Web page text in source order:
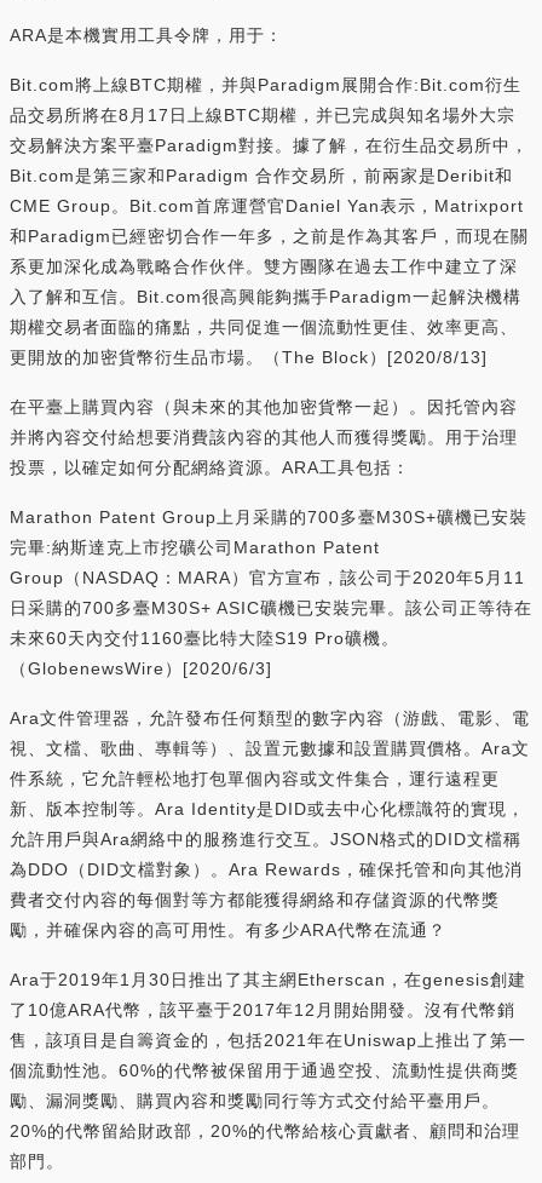
ARA是本機實用工具令牌，用于：
Bit.com將上線BTC期權，并與Paradigm展開合作:Bit.com衍生
品交易所將在8月17日上線BTC期權，并已完成與知名場外大宗
交易解決方案平臺Paradigm對接。據了解，在衍生品交易所中，
Bit.com是第三家和Paradigm 合作交易所，前兩家是Deribit和
CME Group。Bit.com首席運營官Daniel Yan表示，Matrixport
和Paradigm已經密切合作一年多，之前是作為其客戶，而現在關
系更加深化成為戰略合作伙伴。雙方團隊在過去工作中建立了深
入了解和互信。Bit.com很高興能夠攜手Paradigm一起解決機構
期權交易者面臨的痛點，共同促進一個流動性更佳、效率更高、
更開放的加密貨幣衍生品市場。（The Block）[2020/8/13]
在平臺上購買內容（與未來的其他加密貨幣一起）。因托管內容
并將內容交付給想要消費該內容的其他人而獲得獎勵。用于治理
投票，以確定如何分配網絡資源。ARA工具包括：
Marathon Patent Group上月采購的700多臺M30S+礦機已安裝
完畢:納斯達克上市挖礦公司Marathon Patent
Group（NASDAQ：MARA）官方宣布，該公司于2020年5月11
日采購的700多臺M30S+ ASIC礦機已安裝完畢。該公司正等待在
未來60天內交付1160臺比特大陸S19 Pro礦機。
（GlobenewsWire）[2020/6/3]
Ara文件管理器，允許發布任何類型的數字內容（游戲、電影、電
視、文檔、歌曲、專輯等）、設置元數據和設置購買價格。Ara文
件系統，它允許輕松地打包單個內容或文件集合，運行遠程更
新、版本控制等。Ara Identity是DID或去中心化標識符的實現，
允許用戶與Ara網絡中的服務進行交互。JSON格式的DID文檔稱
為DDO（DID文檔對象）。Ara Rewards，確保托管和向其他消
費者交付內容的每個對等方都能獲得網絡和存儲資源的代幣獎
勵，并確保內容的高可用性。有多少ARA代幣在流通？
Ara于2019年1月30日推出了其主網Etherscan，在genesis創建
了10億ARA代幣，該平臺于2017年12月開始開發。沒有代幣銷
售，該項目是自籌資金的，包括2021年在Uniswap上推出了第一
個流動性池。60%的代幣被保留用于通過空投、流動性提供商獎
勵、漏洞獎勵、購買內容和獎勵同行等方式交付給平臺用戶。
20%的代幣留給財政部，20%的代幣給核心貢獻者、顧問和治理
部門。